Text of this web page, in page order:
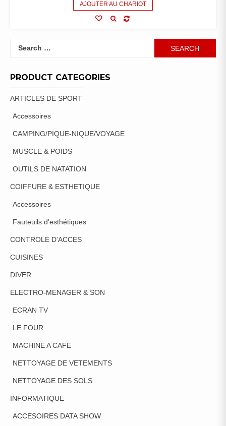
AJOUTER AU CHARIOT
Search
PRODUCT CATEGORIES
ARTICLES DE SPORT
Accessoires
CAMPING/PIQUE-NIQUE/VOYAGE
MUSCLE & POIDS
OUTILS DE NATATION
COIFFURE & ESTHETIQUE
Accessoires
Fauteuils d’esthétiques
CONTROLE D'ACCES
CUISINES
DIVER
ELECTRO-MENAGER & SON
ECRAN TV
LE FOUR
MACHINE A CAFE
NETTOYAGE DE VETEMENTS
NETTOYAGE DES SOLS
INFORMATIQUE
ACCESOIRES DATA SHOW